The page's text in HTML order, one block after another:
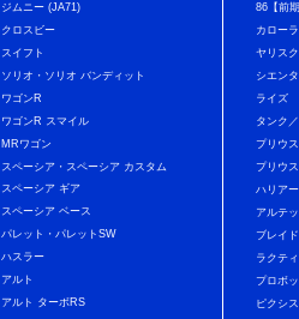
ジムニー (JA71)
クロスビー
スイフト
ソリオ・ソリオ バンディット
ワゴンR
ワゴンR スマイル
MRワゴン
スペーシア・スペーシア カスタム
スペーシア ギア
スペーシア ベース
パレット・パレットSW
ハスラー
アルト
アルト ターボRS
86【前
カロー
ヤリス
シエンタ
ライズ
タンク
プリウス
プリウ
ハリアー
アルテ
ブレイド
ラクテ
プロボ
ピクシ